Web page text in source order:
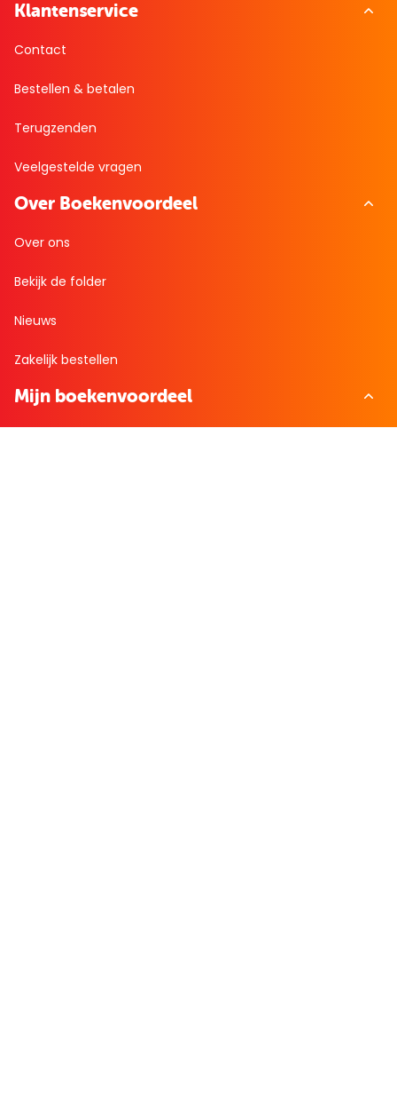
Klantenservice
Contact
Bestellen & betalen
Terugzenden
Veelgestelde vragen
Over Boekenvoordeel
Over ons
Bekijk de folder
Nieuws
Zakelijk bestellen
Mijn boekenvoordeel